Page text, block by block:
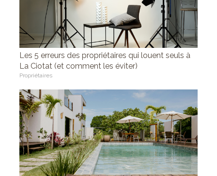
Les 5 erreurs des propriétaires qui louent seuls à
La Ciotat (et comment les éviter)
Propriétaires